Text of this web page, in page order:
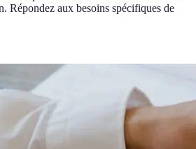
Répondez aux besoins spécifiques de